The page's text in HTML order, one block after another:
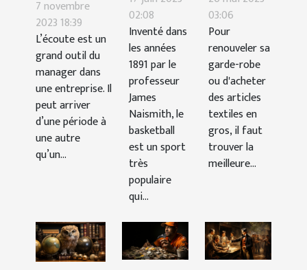
personnel :
comment la
gérer ?
7 novembre
2023 18:39
L’écoute est un
grand outil du
manager dans
une entreprise. Il
peut arriver
d’une période à
une autre
qu’un...
la durée
d’un
match ?
02:08
Inventé dans
les années
1891 par le
professeur
James
Naismith, le
basketball
est un sport
très
populaire
qui...
de faire
ses achats
d’articles
textiles
chez un
grossiste ?
03:06
Pour
renouveler sa
garde-robe
ou d'acheter
des articles
textiles en
gros, il faut
trouver la
meilleure...